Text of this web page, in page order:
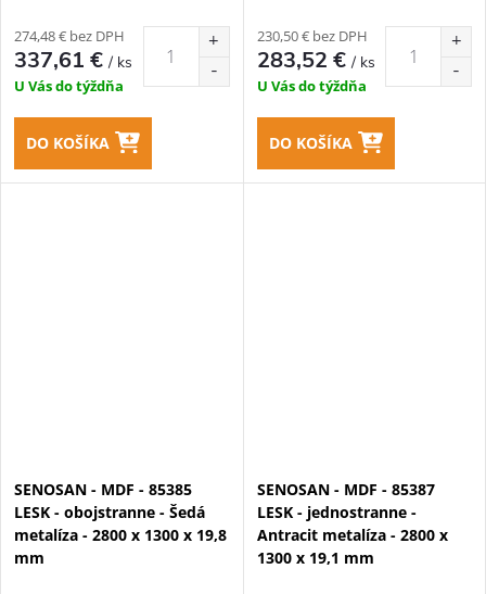
274,48 € bez DPH
337,61 €/ ks
U Vás do týždňa
DO KOŠÍKA
230,50 € bez DPH
283,52 €/ ks
U Vás do týždňa
DO KOŠÍKA
SENOSAN - MDF - 85385
LESK - obojstranne - Šedá
metalíza - 2800 x 1300 x 19,8
mm
SENOSAN - MDF - 85387
LESK - jednostranne -
Antracit metalíza - 2800 x
1300 x 19,1 mm